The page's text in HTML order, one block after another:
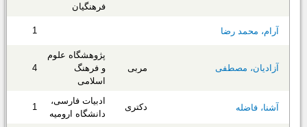
فرهنگیان
آرام، محمد رضا 1
آزادیان، مصطفی مربی
پژوهشگاه علوم
و فرهنگ
اسلامی
4
آشنا، فاضله دکتری
ادبیات فارسی،
دانشگاه ارومیه
1